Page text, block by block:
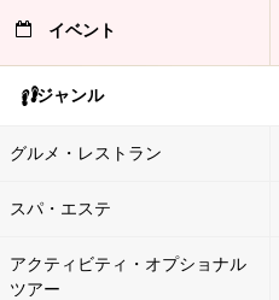
イベント
ジャンル
グルメ・レストラン
スパ・エステ
アクティビティ・オプショナル
ツアー